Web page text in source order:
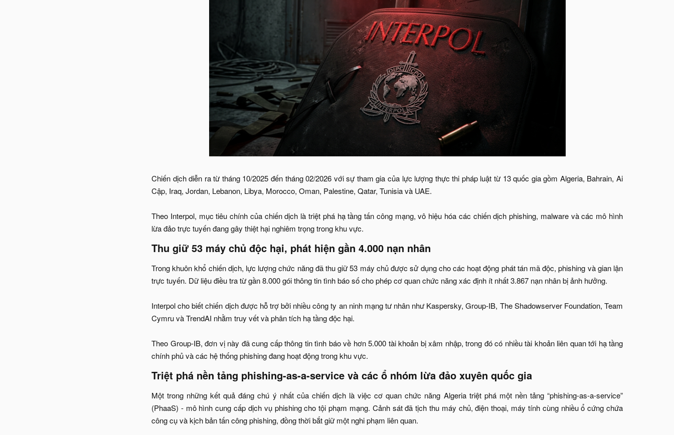
Chiến dịch diễn ra từ tháng 10/2025 đến tháng 02/2026 với sự tham gia của lực lượng thực thi pháp luật từ 13 quốc gia gồm Algeria, Bahrain, Ai
Cập, Iraq, Jordan, Lebanon, Libya, Morocco, Oman, Palestine, Qatar, Tunisia và UAE.
Theo Interpol, mục tiêu chính của chiến dịch là triệt phá hạ tầng tấn công mạng, vô hiệu hóa các chiến dịch phishing, malware và các mô hình
lừa đảo trực tuyến đang gây thiệt hại nghiêm trọng trong khu vực.​
Thu giữ 53 máy chủ độc hại, phát hiện gần 4.000 nạn nhân​
Trong khuôn khổ chiến dịch, lực lượng chức năng đã thu giữ 53 máy chủ được sử dụng cho các hoạt động phát tán mã độc, phishing và gian lận
trực tuyến. Dữ liệu điều tra từ gần 8.000 gói thông tin tình báo số cho phép cơ quan chức năng xác định ít nhất 3.867 nạn nhân bị ảnh hưởng.
Interpol cho biết chiến dịch được hỗ trợ bởi nhiều công ty an ninh mạng tư nhân như Kaspersky, Group-IB, The Shadowserver Foundation, Team
Cymru và TrendAI nhằm truy vết và phân tích hạ tầng độc hại.
Theo Group-IB, đơn vị này đã cung cấp thông tin tình báo về hơn 5.000 tài khoản bị xâm nhập, trong đó có nhiều tài khoản liên quan tới hạ tầng
chính phủ và các hệ thống phishing đang hoạt động trong khu vực.​
Triệt phá nền tảng phishing-as-a-service và các ổ nhóm lừa đảo xuyên quốc gia​
Một trong những kết quả đáng chú ý nhất của chiến dịch là việc cơ quan chức năng Algeria triệt phá một nền tảng “phishing-as-a-service”
(PhaaS) - mô hình cung cấp dịch vụ phishing cho tội phạm mạng. Cảnh sát đã tịch thu máy chủ, điện thoại, máy tính cùng nhiều ổ cứng chứa
công cụ và kịch bản tấn công phishing, đồng thời bắt giữ một nghi phạm liên quan.